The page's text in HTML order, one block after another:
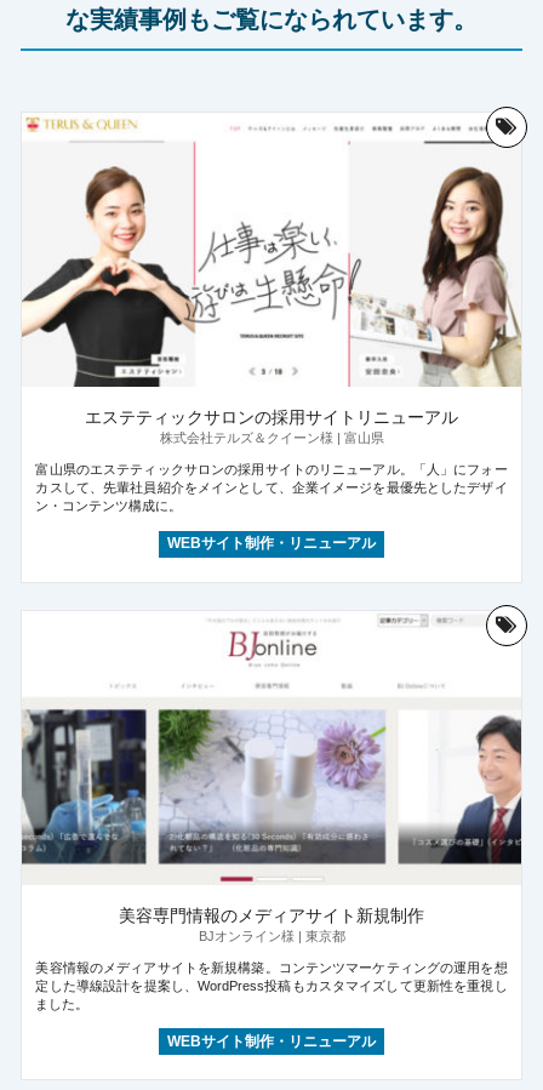
な実績事例もご覧になられています。
エステティックサロンの採用サイトリニューアル
株式会社テルズ＆クイーン様 | 富山県
富山県のエステティックサロンの採用サイトのリニューアル。「人」にフォー
カスして、先輩社員紹介をメインとして、企業イメージを最優先としたデザイ
ン・コンテンツ構成に。
WEBサイト制作・リニューアル
美容専門情報のメディアサイト新規制作
BJオンライン様 | 東京都
美容情報のメディアサイトを新規構築。コンテンツマーケティングの運用を想
定した導線設計を提案し、WordPress投稿もカスタマイズして更新性を重視し
ました。
WEBサイト制作・リニューアル